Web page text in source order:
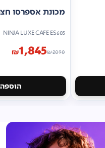
מכונת אספרסו
NINJA LUXE CAFE ES603
₪2090
₪1,845